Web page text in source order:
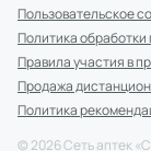
Пользовательское
Политика
Правила участия в
Продажа
Политика
© 2026Сеть аптек